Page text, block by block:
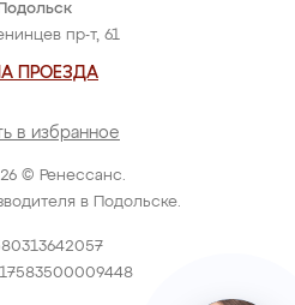
© Ренессанс.
в Подольске.
пр-т, 61
ПРОЕЗДА
в избранное